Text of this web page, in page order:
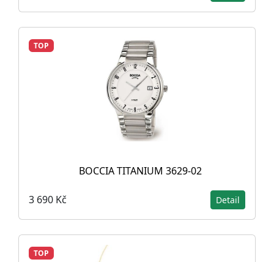
TOP
BOCCIA TITANIUM 3629-02
3 690 Kč Detail
TOP